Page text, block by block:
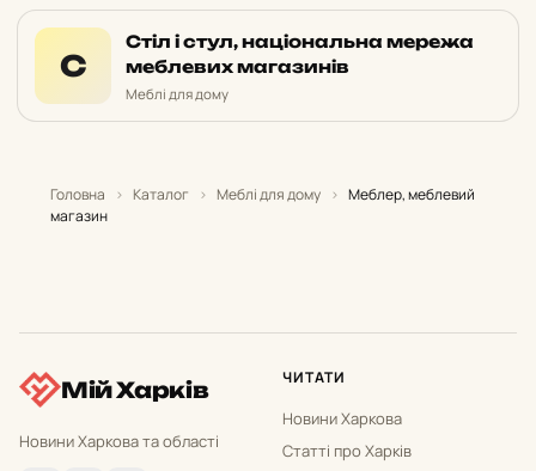
С
Стіл і стул, національна мережа
меблевих магазинів
Меблі для дому
Головна › Каталог › Меблі для дому › Меблер, меблевий
магазин
Мій Харків
Новини Харкова та області
ЧИТАТИ
Новини Харкова
Статті про Харків